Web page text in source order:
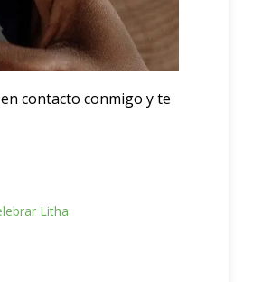
contacto conmigo y te
Litha